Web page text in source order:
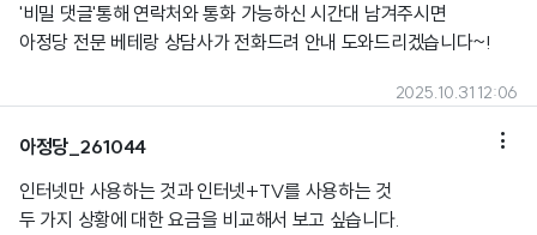
'비밀 댓글'통해 연락처와 통화 가능하신 시간대 남겨주시면
아정당 전문 베테랑 상담사가 전화드려 안내 도와드리겠습니다~!
2025.10.31 12:06
아정당_261044 
인터넷만 사용하는 것과 인터넷+TV를 사용하는 것
두 가지 상황에 대한 요금을 비교해서 보고 싶습니다.